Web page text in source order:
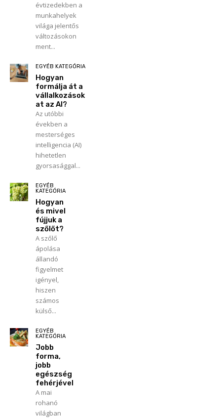
évtizedekben a
munkahelyek
világa jelentős
változásokon
ment...
EGYÉB KATEGÓRIA
Hogyan
formálja át a
vállalkozások
at az AI?
Az utóbbi
években a
mesterséges
intelligencia (AI)
hihetetlen
gyorsasággal...
EGYÉB
KATEGÓRIA
Hogyan
és mivel
fújjuk a
szőlőt?
A szőlő
ápolása
állandó
figyelmet
igényel,
hiszen
számos
külső...
EGYÉB
KATEGÓRIA
Jobb
forma,
jobb
egészség
fehérjével
A mai
rohanó
világban